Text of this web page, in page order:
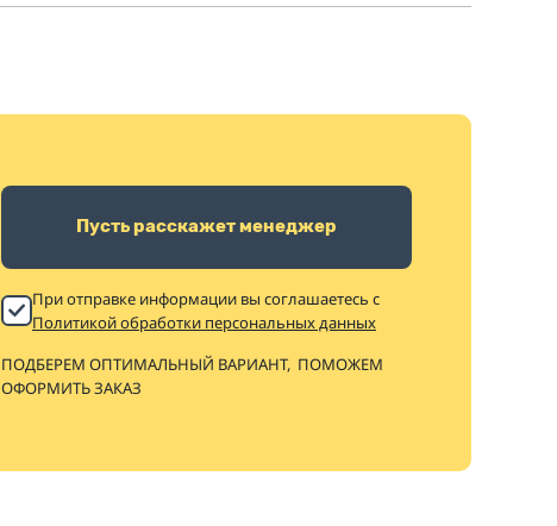
Пусть расскажет менеджер
При отправке информации вы соглашаетесь с
Политикой обработки персональных данных
ПОДБЕРЕМ ОПТИМАЛЬНЫЙ ВАРИАНТ, ПОМОЖЕМ
ОФОРМИТЬ ЗАКАЗ